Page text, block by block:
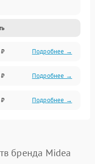
Подробнее →
Подробнее →
Подробнее →
бренда Midea